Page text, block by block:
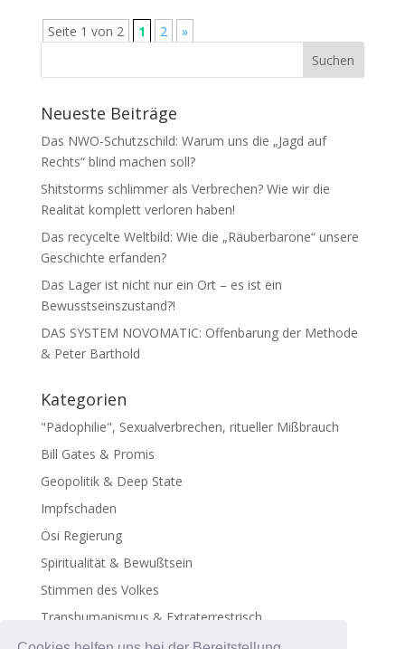
Seite 1 von 2 1 2 »
Neueste Beiträge
Das NWO-Schutzschild: Warum uns die „Jagd auf
Rechts“ blind machen soll?
Shitstorms schlimmer als Verbrechen? Wie wir die
Realität komplett verloren haben!
Das recycelte Weltbild: Wie die „Räuberbarone“ unsere
Geschichte erfanden?
Das Lager ist nicht nur ein Ort – es ist ein
Bewusstseinszustand?!
DAS SYSTEM NOVOMATIC: Offenbarung der Methode
& Peter Barthold
Kategorien
"Pädophilie", Sexualverbrechen, ritueller Mißbrauch
Bill Gates & Promis
Geopolitik & Deep State
Impfschaden
Ösi Regierung
Spiritualität & Bewußtsein
Stimmen des Volkes
Transhumanismus & Extraterrestrisch
Virus - Exosomen